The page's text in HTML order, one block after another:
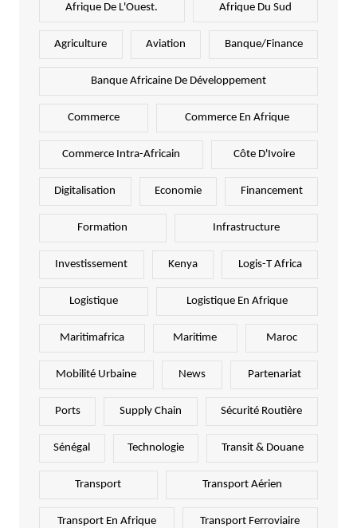
Afrique De L'Ouest. Afrique Du Sud
Agriculture Aviation Banque/Finance
Banque Africaine De Développement
Commerce Commerce En Afrique
Commerce Intra-Africain Côte D'Ivoire
Digitalisation Economie Financement
Formation Infrastructure
Investissement Kenya Logis-T Africa
Logistique Logistique En Afrique
Maritimafrica Maritime Maroc
Mobilité Urbaine News Partenariat
Ports Supply Chain Sécurité Routière
Sénégal Technologie Transit & Douane
Transport Transport Aérien
Transport En Afrique Transport Ferroviaire